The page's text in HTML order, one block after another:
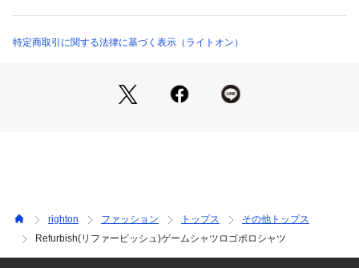
顔周りを引き締め、上品な印象に。
シンプルな着こなしを格上げします。
・表情豊かなテクスチャ
表面に細やかな凹凸のある生地感。
のっぺりせず、奥行きのある表情に。
商品番号：1109600002919 （モール）
特定商取引に関する法律に基づく表示（ライトオン）
righton ファッション トップス
その他トップス
Refurbish(リファービッシュ)ゲームシャツロゴポロシャツ